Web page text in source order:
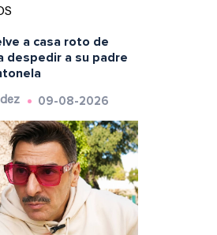
a casa roto de
despedir a su padre
09-08-2026